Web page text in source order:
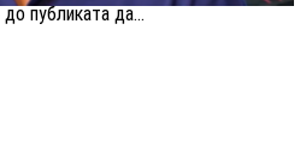
публиката да...